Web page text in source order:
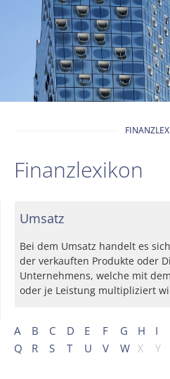
Finanzlexikon
A B C D E F G H I
Q
R S T U V W X Y
Umsatz
Bei dem Umsatz handelt es
der verkauften Produkte oder
Unternehmens, welche mit
oder je Leistung multipliziert